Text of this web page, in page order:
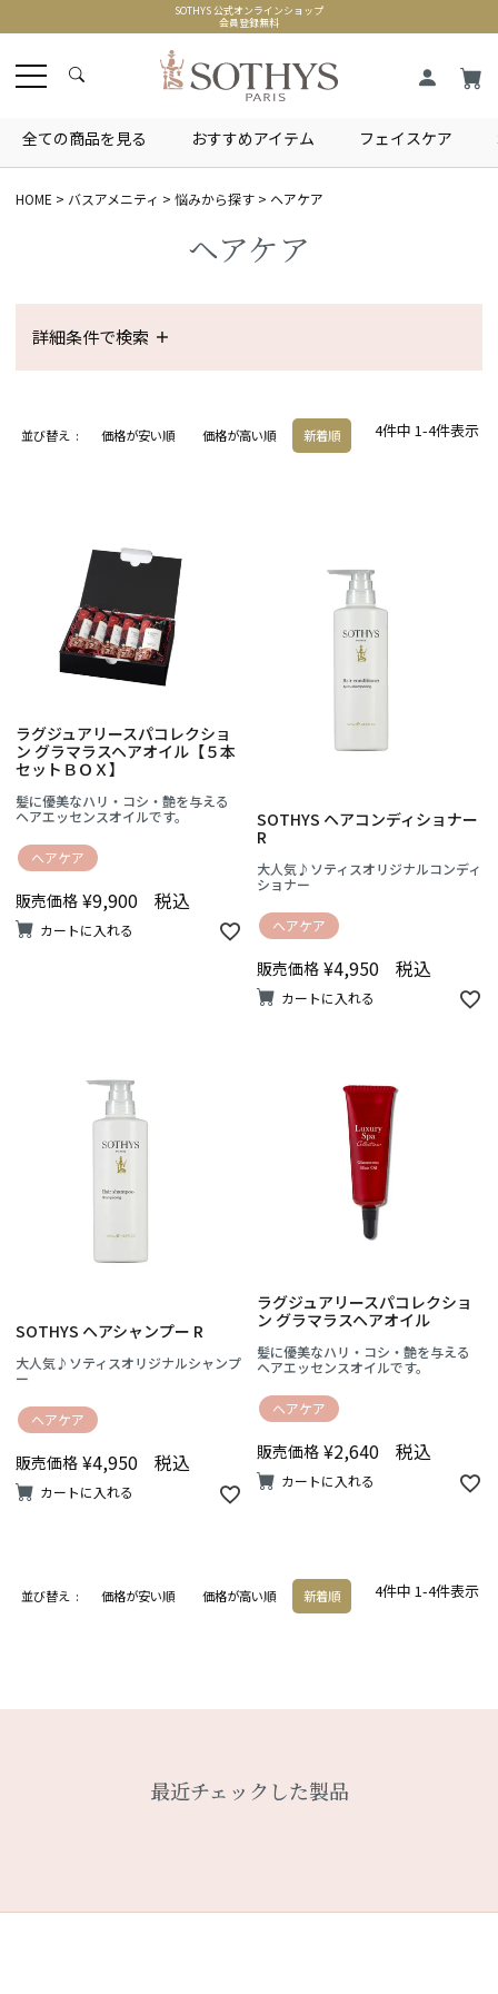
SOTHYS 公式オンラインショップ
会員登録無料
全ての商品を見る おすすめアイテム フェイスケア
HOME バスアメニティ 悩みから探す ヘアケア
ヘアケア
詳細条件で検索
並び替え 価格が安い順 価格が高い順 新着順 4件中 1-4件表示
髪に優美なハリ・コシ・艶を与える
ヘアエッセンスオイルです。
ラグジュアリースパコレクショ
ン グラマラスヘアオイル【５本
セットＢＯＸ】
ヘアケア
販売価格 ¥9,900 税込
カートに入れる
大人気♪ソティスオリジナルコンディ
ショナー
SOTHYS ヘアコンディショナー
R
ヘアケア
販売価格 ¥4,950 税込
カートに入れる
大人気♪ソティスオリジナルシャンプ
ー
SOTHYS ヘアシャンプー R
ヘアケア
販売価格 ¥4,950 税込
カートに入れる
髪に優美なハリ・コシ・艶を与える
ヘアエッセンスオイルです。
ラグジュアリースパコレクショ
ン グラマラスヘアオイル
ヘアケア
販売価格 ¥2,640 税込
カートに入れる
並び替え 価格が安い順 価格が高い順 新着順 4件中 1-4件表示
最近チェックした製品